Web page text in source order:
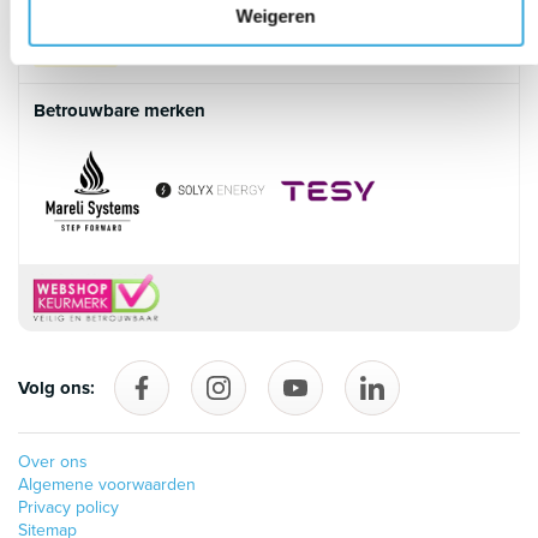
Weigeren
Betrouwbare merken
Volg ons: Volg ons op Facebook
follow_us_on_instagram
Volg ons op YouTube
Over ons
Algemene voorwaarden
Privacy policy
Sitemap